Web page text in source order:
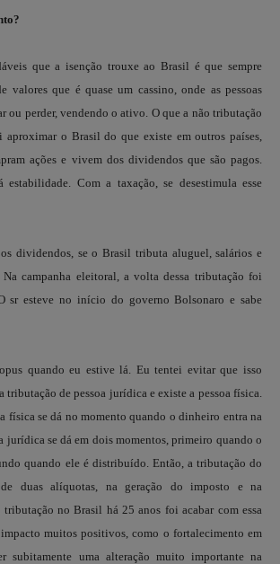
que a isenção trouxe ao Brasil é que sempre
valores que é quase um cassino, onde as pessoas
ou perder, vendendo o ativo. O que a não tributação
o Brasil do que existe em outros países,
ações e vivem dos dividendos que são pagos.
estabilidade. Com a taxação, se desestimula esse
dividendos, se o Brasil tributa aluguel, salários e
Na campanha eleitoral, a volta dessa tributação foi
sr esteve no início do governo Bolsonaro e sabe
quando eu estive lá. Eu tentei evitar que isso
tributação de pessoa jurídica e existe a pessoa física.
física se dá no momento quando o dinheiro entra na
jurídica se dá em dois momentos, primeiro quando o
quando ele é distribuído. Então, a tributação do
duas alíquotas, na geração do imposto e na
no Brasil há 25 anos foi acabar com essa
muitos positivos, como o fortalecimento em
subitamente uma alteração muito importante na